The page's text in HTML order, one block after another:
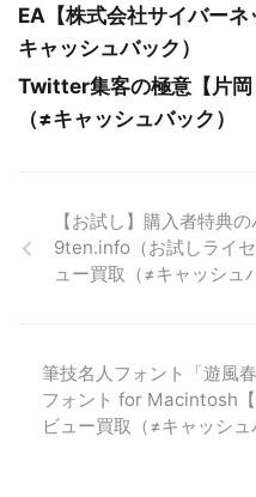
EA【株式会社サイバー
キャッシュバック）
Twitter集客の極意【片岡
（≠キャッシュバック）
【お試し】購入者特典
9ten.info（お試しライ
ュー買取（≠キャッシュ
筆技名人フォント「遊風
フォント for Macintosh
ビュー買取（≠キャッシュ